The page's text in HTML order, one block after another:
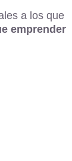
a los que
emprender